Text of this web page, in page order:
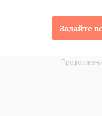
Задайте